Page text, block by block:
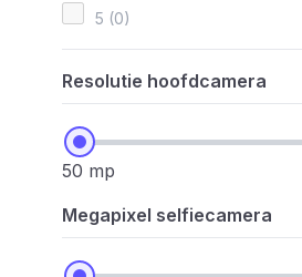
5 (0)
Resolutie hoofdcamera
50 mp
Megapixel selfiecamera